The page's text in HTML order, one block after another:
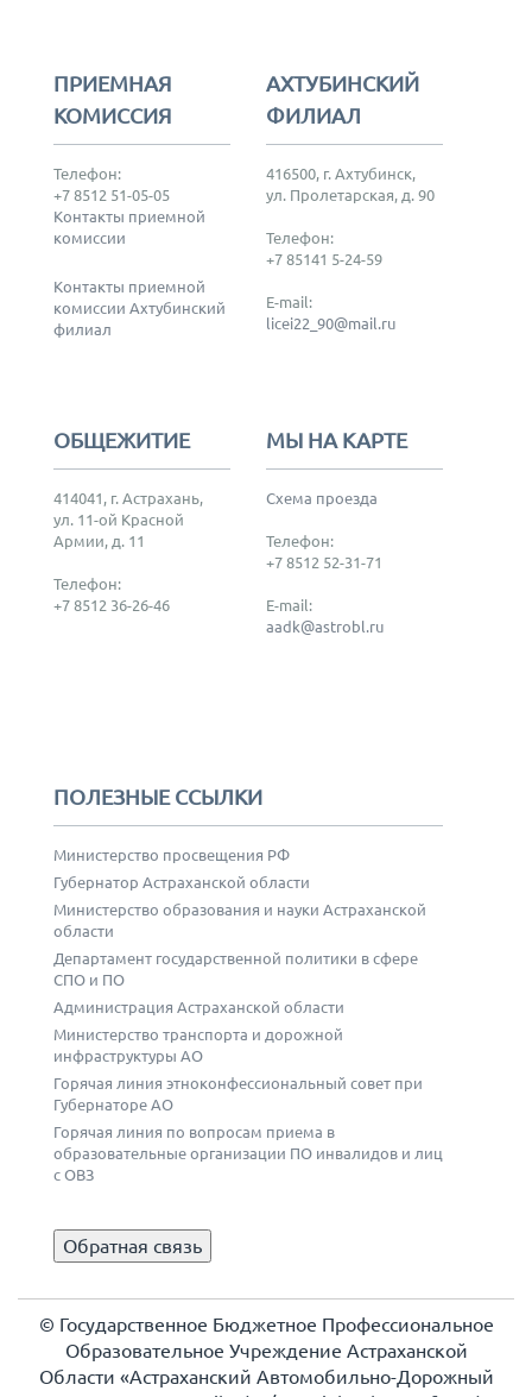
ПРИЕМНАЯ
КОМИССИЯ
Телефон:
+7 8512 51-05-05
Контакты приемной
комиссии
Контакты приемной
комиссии Ахтубинский
филиал
АХТУБИНСКИЙ
ФИЛИАЛ
416500, г. Ахтубинск,
ул. Пролетарская, д. 90
Телефон:
+7 85141 5-24-59
E-mail:
licei22_90@mail.ru
ОБЩЕЖИТИЕ
414041, г. Астрахань,
ул. 11-ой Красной
Армии, д. 11
Телефон:
+7 8512 36-26-46
МЫ НА КАРТЕ
Схема проезда
Телефон:
+7 8512 52-31-71
E-mail:
aadk@astrobl.ru
ПОЛЕЗНЫЕ ССЫЛКИ
Министерство просвещения РФ
Губернатор Астраханской области
Министерство образования и науки Астраханской
области
Департамент государственной политики в сфере
СПО и ПО
Администрация Астраханской области
Министерство транспорта и дорожной
инфраструктуры АО
Горячая линия этноконфессиональный совет при
Губернаторе АО
Горячая линия по вопросам приема в
образовательные организации ПО инвалидов и лиц
с ОВЗ
Обратная связь
© Государственное Бюджетное Профессиональное
Образовательное Учреждение Астраханской
Области «Астраханский Автомобильно-Дорожный